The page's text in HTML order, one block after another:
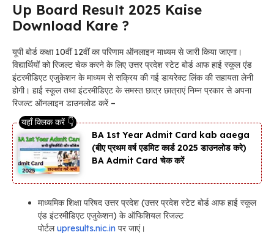
Up Board Result 2025 Kaise
Download Kare ?
यूपी बोर्ड कक्षा 10वीं 12वीं का परिणाम ऑनलाइन माध्यम से जारी किया जाएगा।
विद्यार्थियों को रिजल्ट चेक करने के लिए उत्तर प्रदेश स्टेट बोर्ड आफ हाई स्कूल एंड
इंटरमीडिएट एजुकेशन के माध्यम से सक्रिय की गई डायरेक्ट लिंक की सहायता लेनी
होगी। हाई स्कूल तथा इंटरमीडिएट के समस्त छात्र छात्राएं निम्न प्रकार से अपना
रिजल्ट ऑनलाइन डाउनलोड करें –
BA 1st Year Admit Card kab aaega
(बीए प्रथम वर्ष एडमिट कार्ड 2025 डाउनलोड करे)
BA Admit Card चेक करें
माध्यमिक शिक्षा परिषद उत्तर प्रदेश (उत्तर प्रदेश स्टेट बोर्ड आफ हाई स्कूल
एंड इंटरमीडिएट एजुकेशन) के ऑफिशियल रिजल्ट
पोर्टलupresults.nic.in पर जाएं।